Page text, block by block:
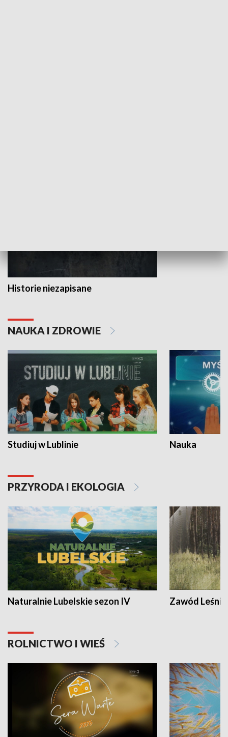
Historie niezapisane
NAUKA I ZDROWIE
Studiuj w Lublinie Nauka
PRZYRODA I EKOLOGIA
Naturalnie Lubelskie sezon IV Zawód Leśnik
ROLNICTWO I WIEŚ